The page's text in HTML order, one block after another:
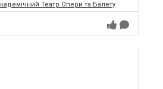
Театр Опери та Балету